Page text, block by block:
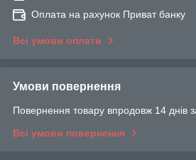
Оплата на рахунок Приват банку
Всі умови оплати
Умови повернення
Повернення товару впродовж 14 днів
Всі умови повернення